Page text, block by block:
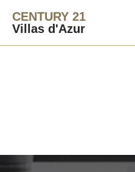
CENTURY 21
Villas d'Azur